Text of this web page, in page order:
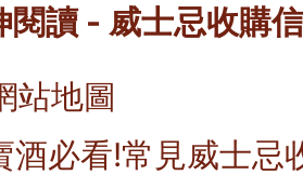
閱讀 - 威士忌收購
站地圖
酒必看!常見威士忌